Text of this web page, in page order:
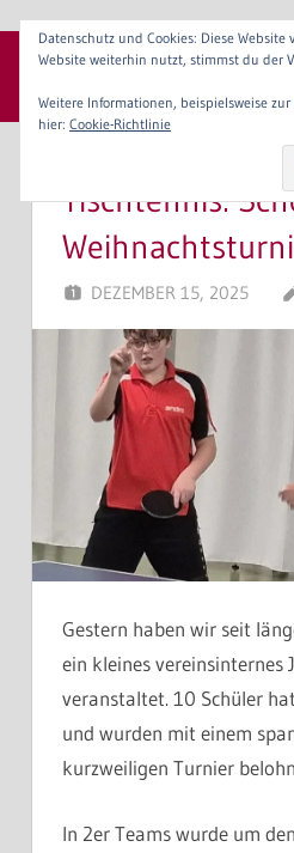
Zum
Inhalt
SpVgg 1904
Tischtennis:
DEZEMBER 15, 2025
Gestern haben wir seit
ein kleines vereinsinternes
veranstaltet. 10 Schüler
und wurden mit einem
kurzweiligen Turnier
In 2er Teams wurde um
Datenschutz und Cookies: Diese Website
Website weiterhin nutzt, stimmst du der
Weitere Informationen, beispielsweise
hier: Cookie-Richtlinie